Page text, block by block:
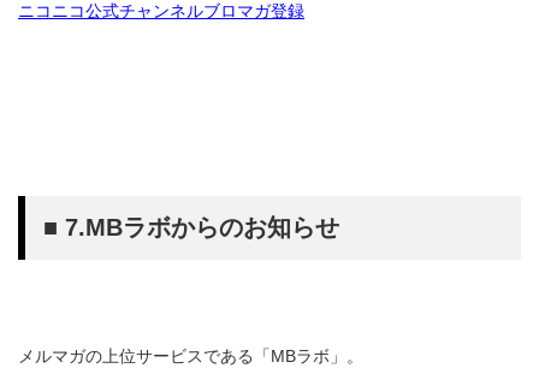
ニコニコ公式チャンネルブロマガ登録
■ 7.MBラボからのお知らせ
メルマガの上位サービスである「MBラボ」。